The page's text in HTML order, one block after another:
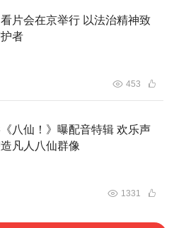
看片会在京举行 以法治精神致
者
453
八仙！》曝配音特辑 欢乐声
凡人八仙群像
1331